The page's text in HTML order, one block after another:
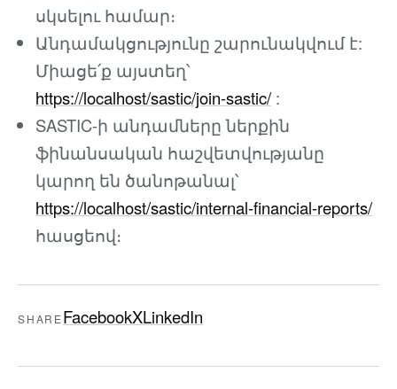
սկսելու համար։
Անդամակցությունը շարունակվում է:
Միացե՛ք այստեղ՝
https://localhost/sastic/join-sastic/:
SASTIC-ի անդամները ներքին
ֆինանսական հաշվետվությանը
կարող են ծանոթանալ՝
https://localhost/sastic/internal-financial-reports/
հասցեով։
SHARE FacebookXLinkedIn